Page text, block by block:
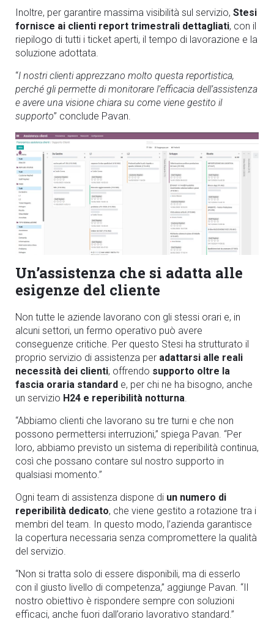
Inoltre, per garantire massima visibilità sul servizio, Stesi
fornisce ai clienti report trimestrali dettagliati, con il
riepilogo di tutti i ticket aperti, il tempo di lavorazione e la
soluzione adottata.
“I nostri clienti apprezzano molto questa reportistica,
perché gli permette di monitorare l’efficacia dell’assistenza
e avere una visione chiara su come viene gestito il
supporto” conclude Pavan.
Un’assistenza che si adatta alle
esigenze del cliente
Non tutte le aziende lavorano con gli stessi orari e, in
alcuni settori, un fermo operativo può avere
conseguenze critiche. Per questo Stesi ha strutturato il
proprio servizio di assistenza per adattarsi alle reali
necessità dei clienti, offrendo supporto oltre la
fascia oraria standard e, per chi ne ha bisogno, anche
un servizio H24 e reperibilità notturna
“Abbiamo clienti che lavorano su tre turni e che non
possono permettersi interruzioni,” spiega Pavan. “Per
loro, abbiamo previsto un sistema di reperibilità continua,
così che possano contare sul nostro supporto in
qualsiasi momento.”
Ogni team di assistenza dispone di un numero di
reperibilità dedicato, che viene gestito a rotazione tra i
membri del team. In questo modo, l’azienda garantisce
la copertura necessaria senza compromettere la qualità
del servizio.
“Non si tratta solo di essere disponibili, ma di esserlo
con il giusto livello di competenza,” aggiunge Pavan. “Il
nostro obiettivo è rispondere sempre con soluzioni
efficaci, anche fuori dall’orario lavorativo standard.”